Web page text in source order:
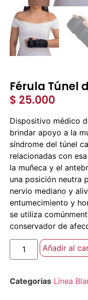
Férula Túnel
$ 25.000
Dispositivo médico
brindar apoyo a la
síndrome del túnel
relacionadas con
la muñeca y el
una posición neutra
nervio mediano y
entumecimiento y
se utiliza
conservador de
Añadir al
Categorias Línea